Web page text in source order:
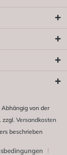
von der
zzgl. Versandkosten
beschrieben